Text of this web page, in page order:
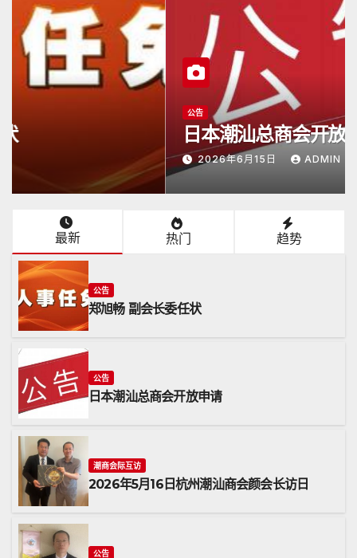
日本潮汕总商会开放申请
ADMIN
最新 热门 趋势
公告
郑旭畅 副会长委任状
公告
日本潮汕总商会开放申请
潮商会际互访
2026年5月16日杭州潮汕商会颜会长访日
公告